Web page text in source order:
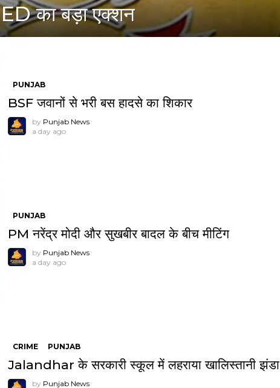
ED का बड़ा एक्शन
PUNJAB
BSF जवानों से भरी बस हादसे का शिकार
by Punjab News
a day ago
PUNJAB
PM नरेंद्र मोदी और सुखबीर बादल के बीच मीटिंग
by Punjab News
a day ago
CRIME PUNJAB
Jalandhar के सरकारी स्कूल में लहराया खालिस्तानी झंडा
by Punjab News